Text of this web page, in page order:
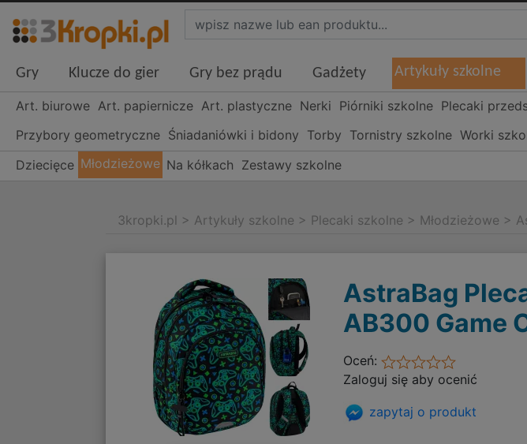
Gry Klucze do gier Gry bez prądu Gadżety Artykuły szkolne
Art. biurowe Art. papiernicze Art. plastyczne Nerki Piórniki szkolne Plecaki
Przybory geometryczne Śniadaniówki i bidony Torby Tornistry szkolne Worki
Dziecięce Młodzieżowe Na kółkach Zestawy szkolne
3kropki.pl > Artykuły szkolne > Plecaki szkolne > Młodzieżowe >
AstraBag
AB300 Game
Oceń:
Zaloguj się aby ocenić
zapytaj o produkt